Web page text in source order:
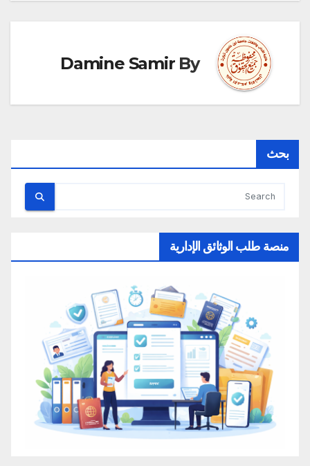
By
Damine Samir
بحث
منصة طلب الوثائق الإدارية